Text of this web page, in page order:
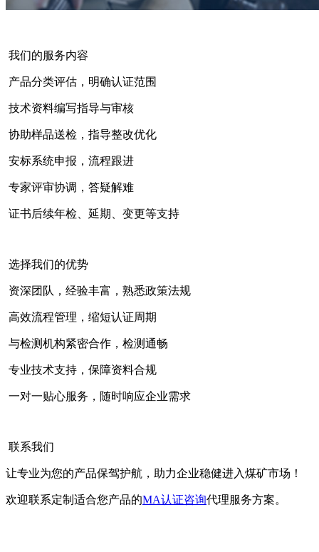
我们的服务内容
产品分类评估，明确认证范围
技术资料编写指导与审核
协助样品送检，指导整改优化
安标系统申报，流程跟进
专家评审协调，答疑解难
证书后续年检、延期、变更等支持
选择我们的优势
资深团队，经验丰富，熟悉政策法规
高效流程管理，缩短认证周期
与检测机构紧密合作，检测通畅
专业技术支持，保障资料合规
一对一贴心服务，随时响应企业需求
联系我们
让专业为您的产品保驾护航，助力企业稳健进入煤矿市场！
欢迎联系定制适合您产品的MA认证咨询代理服务方案。